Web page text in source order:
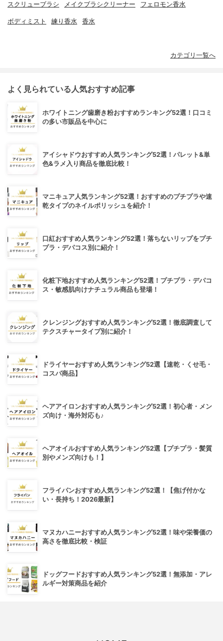
スクリューブラシ メイクブラシクリーナー フェロモン香水
ボディミスト 練り香水 香水
カテゴリ一覧へ
よく見られている人気おすすめ記事
ホワイトニング歯磨き粉おすすめランキング52選！口コミ
の多い市販品を中心に
アイシャドウおすすめ人気ランキング52選！パレット&単
色&ラメ入り商品を徹底比較！
マニキュア人気ランキング52選！おすすめのプチプラや速
乾タイプのネイルポリッシュを紹介！
口紅おすすめ人気ランキング52選！落ちないリップをプチ
プラ・デパコス別に紹介！
化粧下地おすすめ人気ランキング52選！プチプラ・デパコ
ス・敏感肌向けナチュラル商品も登場！
クレンジングおすすめ人気ランキング52選！徹底調査して
テクスチャータイプ別に紹介！
ドライヤーおすすめ人気ランキング52選【速乾・くせ毛・
コスパ商品】
ヘアアイロンおすすめ人気ランキング52選！初心者・メン
ズ向け・海外対応も♪
ヘアオイルおすすめ人気ランキング52選【プチプラ・髪質
別やメンズ向けも！】
フライパンおすすめ人気ランキング52選！【焦げ付かな
い・長持ち！2026最新】
マヌカハニーおすすめ人気ランキング52選！味や栄養価の
高さを徹底比較・検証
ドッグフードおすすめ人気ランキング52選！無添加・アレ
ルギー対策商品を紹介